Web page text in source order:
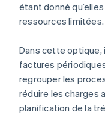
étant donné
ressources limitées.
Dans cette
factures
regrouper les
réduire les charges
planification de la